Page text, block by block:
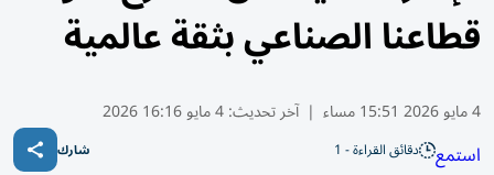
قطاعنا الصناعي بثقة عالمية
4 مايو 2026 15:51 مساء | آخر تحديث:4 مايو 16:16 2026
استمع دقائق القراءة - 1 شارك